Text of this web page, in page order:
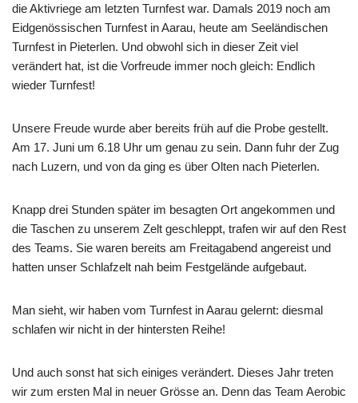
die Aktivriege am letzten Turnfest war. Damals 2019 noch am
Eidgenössischen Turnfest in Aarau, heute am Seeländischen
Turnfest in Pieterlen. Und obwohl sich in dieser Zeit viel
verändert hat, ist die Vorfreude immer noch gleich: Endlich
wieder Turnfest!
Unsere Freude wurde aber bereits früh auf die Probe gestellt.
Am 17. Juni um 6.18 Uhr um genau zu sein. Dann fuhr der Zug
nach Luzern, und von da ging es über Olten nach Pieterlen.
Knapp drei Stunden später im besagten Ort angekommen und
die Taschen zu unserem Zelt geschleppt, trafen wir auf den Rest
des Teams. Sie waren bereits am Freitagabend angereist und
hatten unser Schlafzelt nah beim Festgelände aufgebaut.
Man sieht, wir haben vom Turnfest in Aarau gelernt: diesmal
schlafen wir nicht in der hintersten Reihe!
Und auch sonst hat sich einiges verändert. Dieses Jahr treten
wir zum ersten Mal in neuer Grösse an. Denn das Team Aerobic